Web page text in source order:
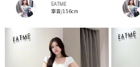
EATME
寧音/156cm